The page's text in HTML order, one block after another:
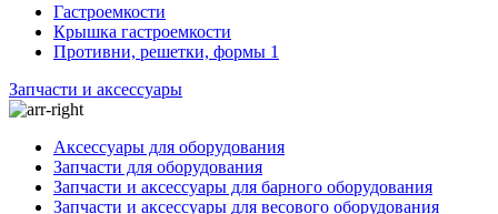
Гастроемкости
Крышка гастроемкости
Противни, решетки, формы 1
Запчасти и аксессуары
Аксессуары для оборудования
Запчасти для оборудования
Запчасти и аксессуары для барного оборудования
Запчасти и аксессуары для весового оборудования